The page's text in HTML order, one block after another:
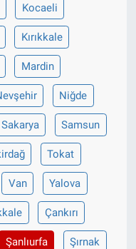
Kocaeli
Kırıkkale
Mardin
Niğde
Sakarya Samsun
Tokat
Van Yalova
Çankırı
Şanlıurfa Şırnak